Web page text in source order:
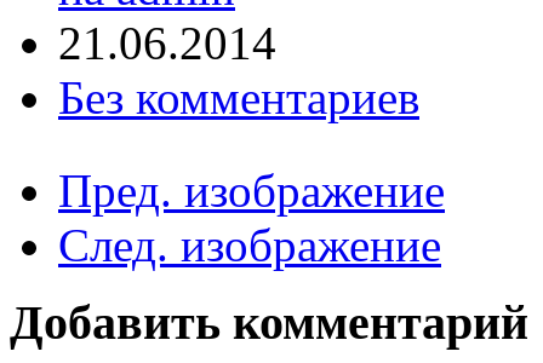
21.06.2014
Без комментариев
Пред. изображение
След. изображение
Добавить комментарий